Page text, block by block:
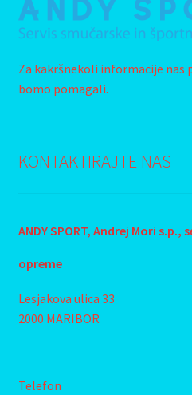
Za kakršnekoli informacije nas
bomo pomagali.
KONTAKTIRAJTE NAS
ANDY SPORT, Andrej Mori s.p., s
opreme
Lesjakova ulica 33
2000 MARIBOR
Telefon